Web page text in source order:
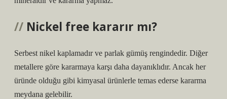
Nickel free kararır mı?
Serbest nikel kaplamadır ve parlak gümüş rengindedir. Diğer
metallere göre kararmaya karşı daha dayanıklıdır. Ancak her
üründe olduğu gibi kimyasal ürünlerle temas ederse kararma
meydana gelebilir.